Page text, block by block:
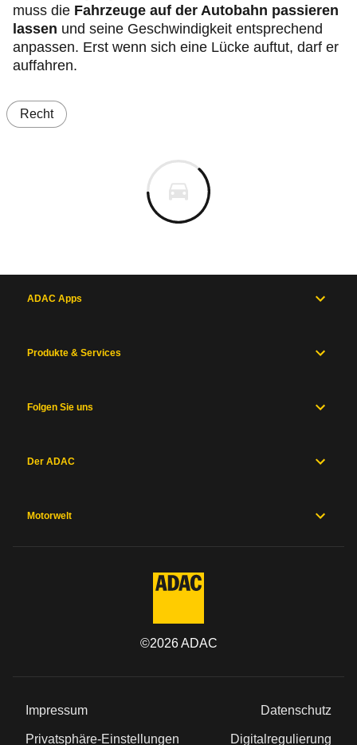
muss die Fahrzeuge auf der Autobahn passieren
lassen und seine Geschwindigkeit entsprechend
anpassen. Erst wenn sich eine Lücke auftut, darf er
auffahren.
Recht
ADAC Apps
Produkte & Services
Folgen Sie uns
Der ADAC
Motorwelt
©2026ADAC
Impressum Datenschutz
Privatsphäre-Einstellungen Digitalregulierung